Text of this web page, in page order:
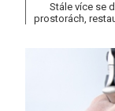
Stále více se
prostorách,